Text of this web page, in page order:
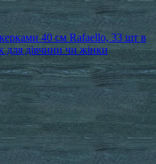
40 см Rafaello, 33 шт в
для дівчини чи жінки